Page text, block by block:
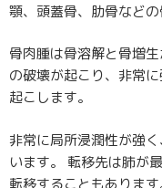
顎、頭蓋骨、肋骨などの
骨肉腫は骨溶解と骨増
の破壊が起こり、非常
起こします。
非常に局所浸潤性が強
います。 転移先は肺が
転移することもありま